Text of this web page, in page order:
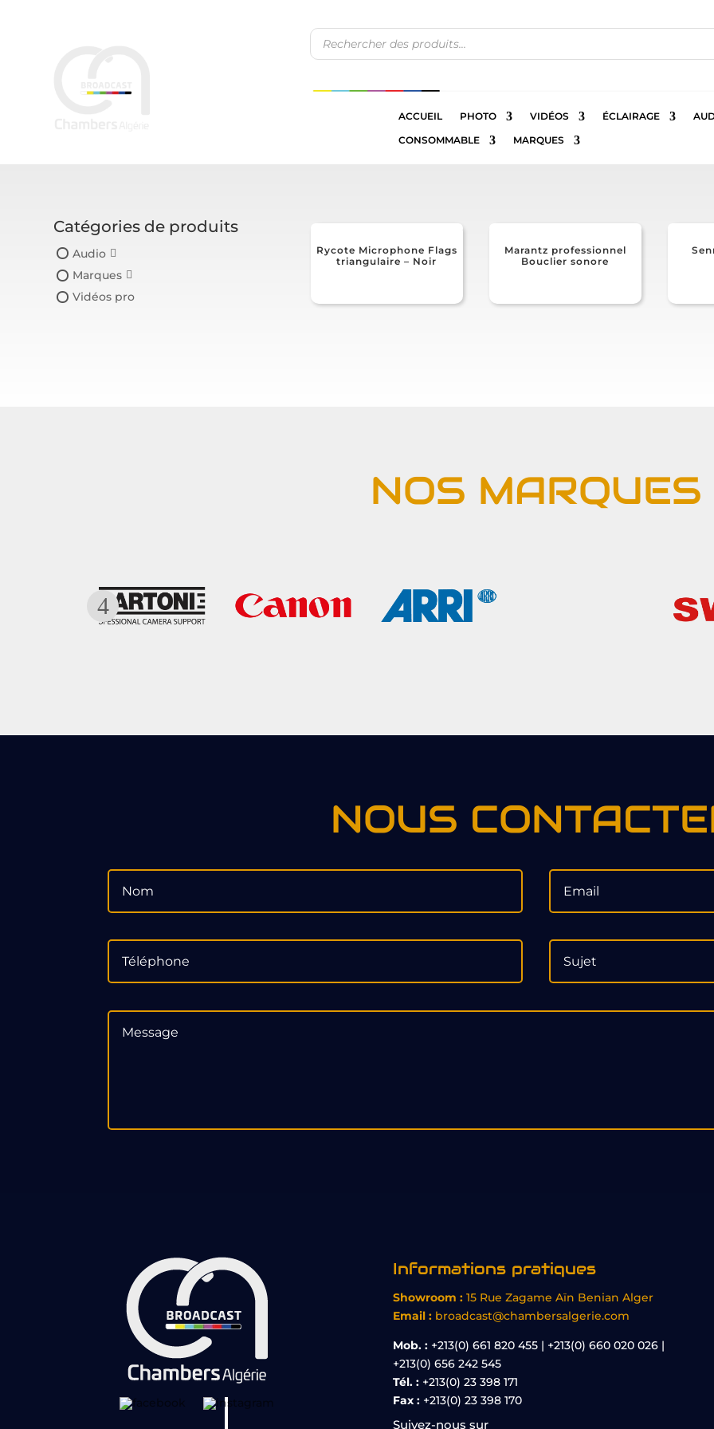
Recherche
de
produits
ACCUEIL PHOTO VIDÉOS ÉCLAIRAGE
CONSOMMABLE
MARQUES
Catégories de produits
Audio
Marques
Vidéos pro
Rycote Microphone Flags
triangulaire – Noir
Marantz professionnel
Bouclier sonore
NOS MARQUES
NOUS
Informations pratiques
Showroom : 15 Rue Zagame Aïn Benian Alger
Email : broadcast@chambersalgerie.com
Mob. :+213(0) 661 820 455 | +213(0) 660 020 026 |
+213(0) 656 242 545
Tél. : +213(0) 23 398 171
Fax : +213(0) 23 398 170
Suivez-nous sur